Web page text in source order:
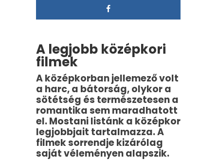
A legjobb középkori
filmek
A középkorban jellemező volt
a harc, a bátorság, olykor a
sötétség és természetesen a
romantika sem maradhatott
el. Mostani listánk a középkor
legjobbjait tartalmazza. A
filmek sorrendje kizárólag
saját véleményen alapszik.